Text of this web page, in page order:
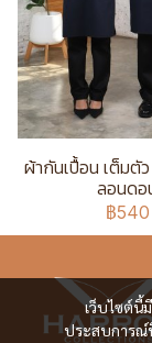
ผ้ากันเปื้อน เต็มตั
ลอนดอ
฿540
เว็บไซต์นี้
ประสบการณ์